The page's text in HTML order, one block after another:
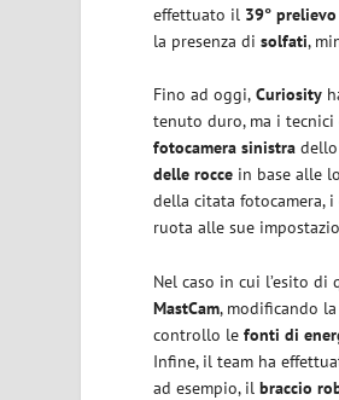
effettuato il 39°
la presenza disolfati,
Fino ad oggi, Curiosity
tenuto duro, ma i tecnici
fotocamera sinistra dello
delle rocce in base alle
della citata fotocamera,
ruota alle sue
Nel caso in cui l’esito di
MastCam, modificando
controllo le fonti di
Infine, il team ha
ad esempio, ilbraccio